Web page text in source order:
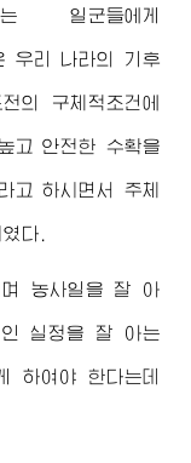
일군들에게
우리 나라의 기후
의 구체적조건에
고 안전한 수확을
고 하시면서 주체
다.
며 농사일을 잘 아
인 실정을 잘 아는
하여야 한다는데